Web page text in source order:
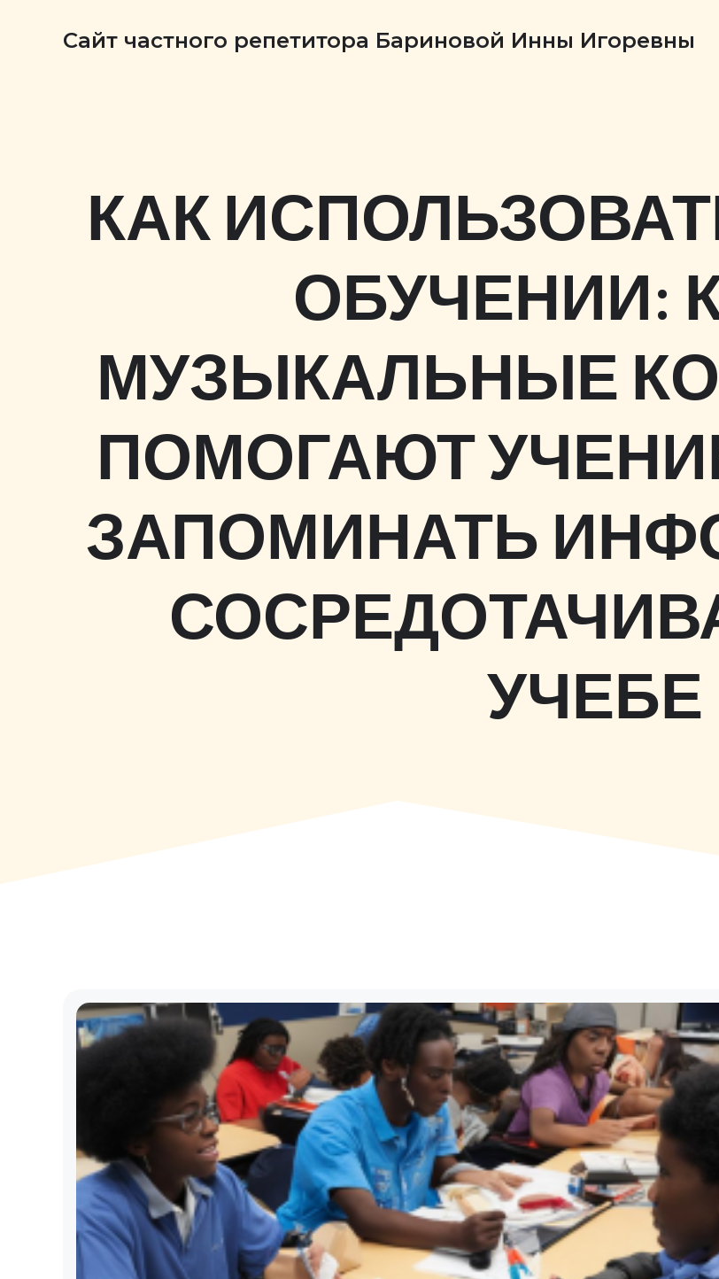
Сайт частного репетитора Бариновой Инны Игоревны
КАК
ОБУЧЕНИИ:
МУЗЫКАЛЬНЫЕ
ПОМОГАЮТ
ЗАПОМИНАТЬ
УЧЕБЕ